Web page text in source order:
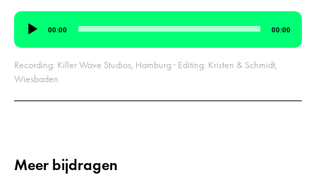
Audiospeler
00:00 00:00
Recording: Killer Wave Studios, Hamburg · Editing: Kristen & Schmidt,
Wiesbaden
Meer bijdragen